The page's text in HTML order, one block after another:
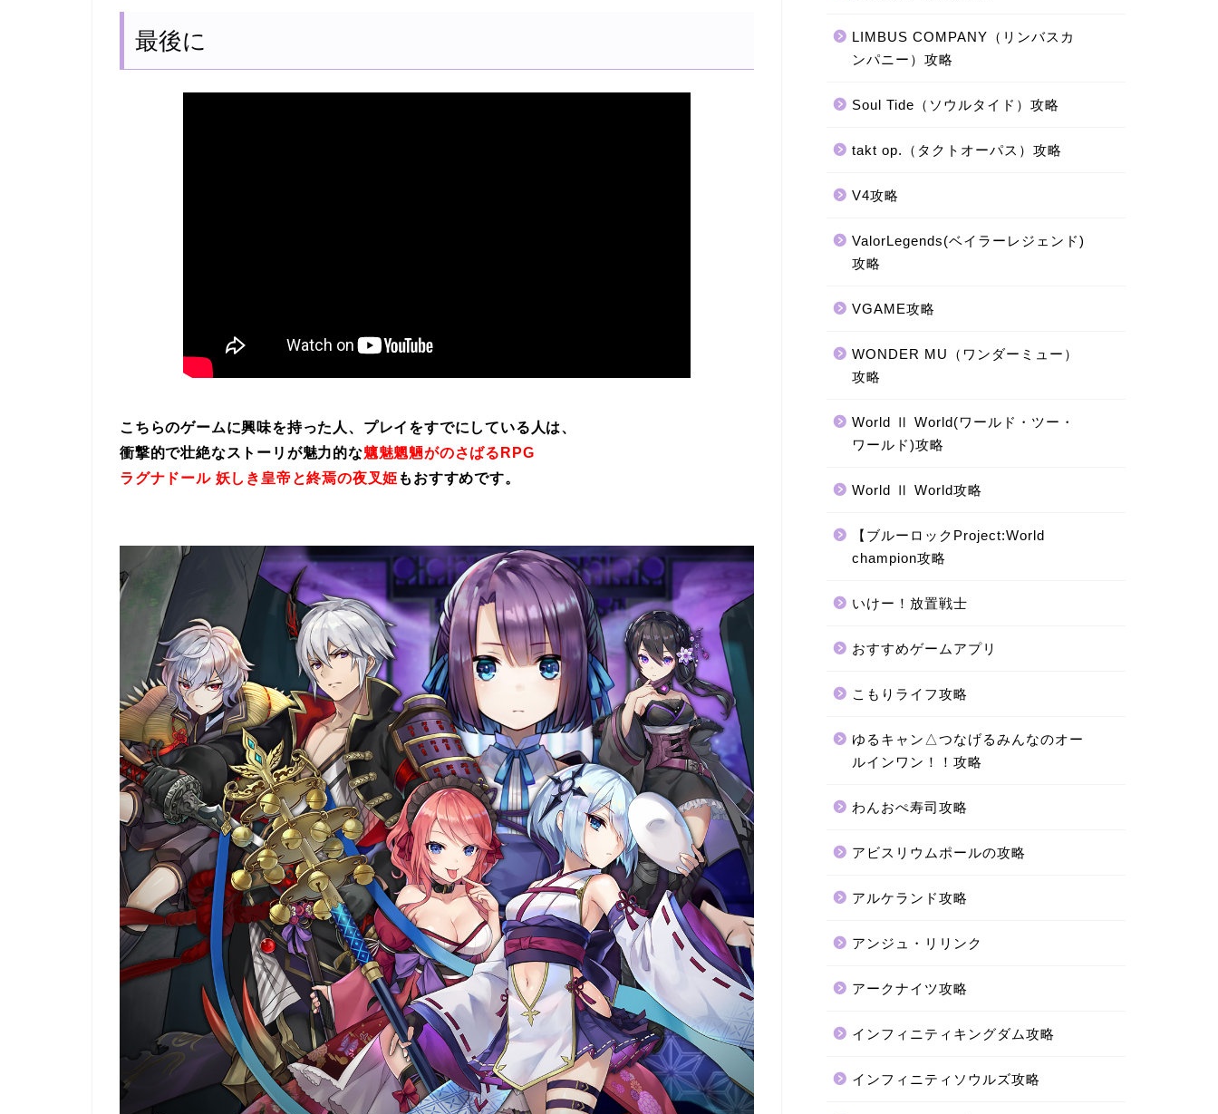
最後に
こちらのゲームに興味を持った人、プレイをすでにしている人は、
衝撃的で壮絶なストーリが魅力的な魑魅魍魎がのさばるRPG
ラグナドール 妖しき皇帝と終焉の夜叉姫 もおすすめです。
LIMBUS COMPANY（リンバスカ
ンパニー）攻略
Soul Tide（ソウルタイド）攻略
takt op.（タクトオーパス）攻略
V4攻略
ValorLegends(ベイラーレジェンド)
攻略
VGAME攻略
WONDER MU（ワンダーミュー）
攻略
World Ⅱ World(ワールド・ツー・
ワールド)攻略
World Ⅱ World攻略
【ブルーロックProject:World
champion攻略
いけー！放置戦士
おすすめゲームアプリ
こもりライフ攻略
ゆるキャン△つなげるみんなのオー
ルインワン！！攻略
わんおぺ寿司攻略
アビスリウムポールの攻略
アルケランド攻略
アンジュ・リリンク
アークナイツ攻略
インフィニティキングダム攻略
インフィニティソウルズ攻略